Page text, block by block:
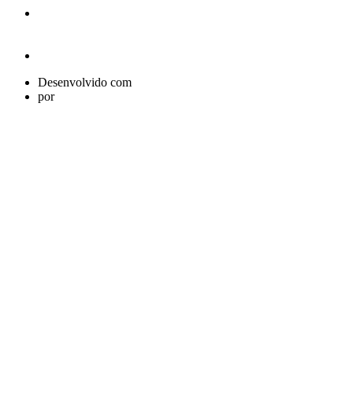
Desenvolvido com
por